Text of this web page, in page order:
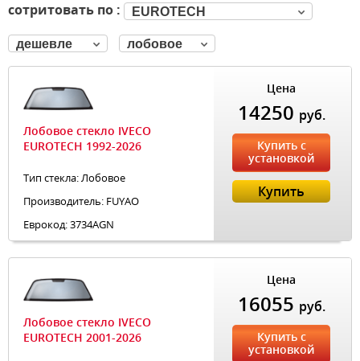
сотритовать по : EUROTECH
дешевле лобовое
Лобовое стекло IVECO
EUROTECH 1992-2026
Тип стекла: Лобовое
Производитель: FUYAO
Еврокод: 3734AGN
Цена
14250 руб.
Купить с
установкой
Купить
Лобовое стекло IVECO
EUROTECH 2001-2026
Цена
16055 руб.
Купить с
установкой